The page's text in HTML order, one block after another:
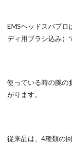
EMSヘッドスパプロ
ディ用ブラシ込み）
使っている時の腕の
がります。
従来品は、4種類の